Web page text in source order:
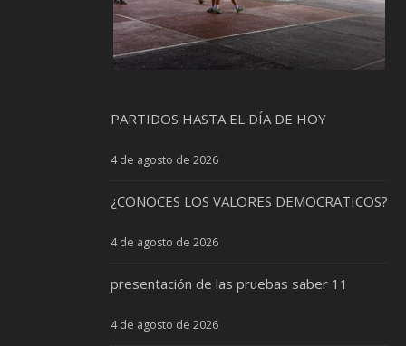
PARTIDOS HASTA EL DÍA DE HOY
4 de agosto de 2026
¿CONOCES LOS VALORES DEMOCRATICOS?
4 de agosto de 2026
presentación de las pruebas saber 11
4 de agosto de 2026